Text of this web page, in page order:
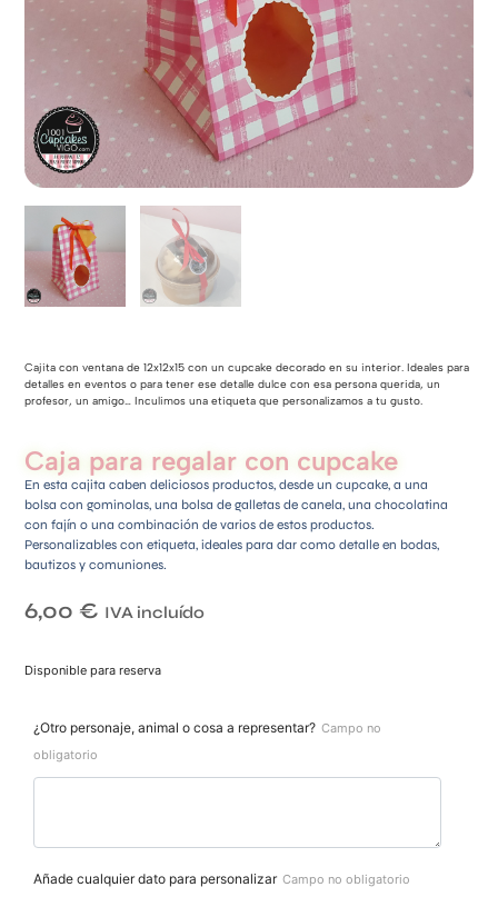
Cajita con ventana de 12x12x15 con un cupcake decorado en su interior. Ideales para
detalles en eventos o para tener ese detalle dulce con esa persona querida, un
profesor, un amigo… Inculimos una etiqueta que personalizamos a tu gusto.
Caja para regalar con cupcake
En esta cajita caben deliciosos productos, desde un cupcake, a una
bolsa con gominolas, una bolsa de galletas de canela, una chocolatina
con fajín o una combinación de varios de estos productos.
Personalizables con etiqueta, ideales para dar como detalle en bodas,
bautizos y comuniones.
6,00 € IVA incluído
Disponible para reserva
¿Otro personaje, animal o cosa a representar? Campo no
obligatorio
Añade cualquier dato para personalizar Campo no obligatorio